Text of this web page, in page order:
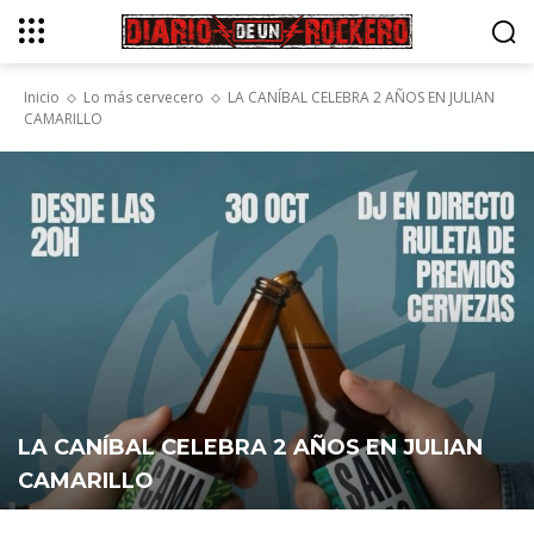
Inicio Lo más cervecero
LA CANÍBAL CELEBRA 2 AÑOS EN JULIAN
CAMARILLO
LA CANÍBAL CELEBRA 2 AÑOS EN JULIAN
CAMARILLO